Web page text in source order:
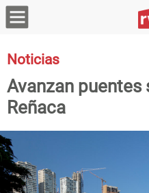
Noticias
Avanzan puentes
Reñaca